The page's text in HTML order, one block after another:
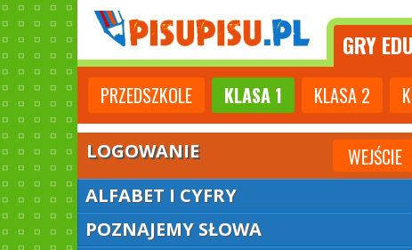
GRY
PRZEDSZKOLE KLASA 1 KLASA 2
LOGOWANIE WEJŚCIE
ALFABET I CYFRY
POZNAJEMY SŁOWA